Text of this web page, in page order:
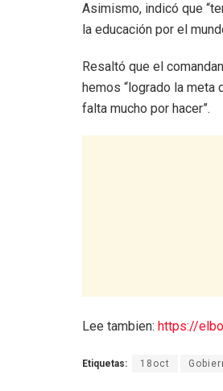
Asimismo, indicó que
la educación por el
Resaltó que el
hemos “logrado la
falta mucho por hacer”.
Lee tambien: https://
Etiquetas: 18oct